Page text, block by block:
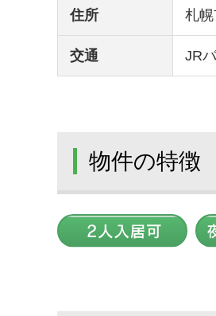
住所 札
交通 JR
物件の特徴